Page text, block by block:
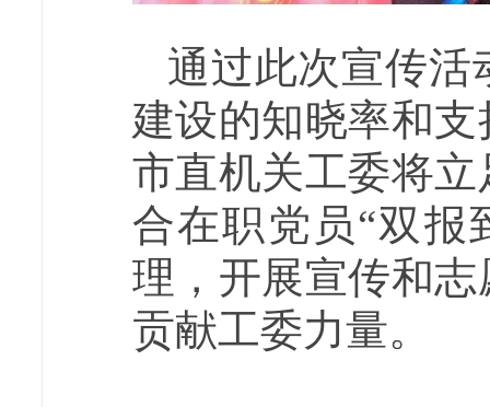
通过此次宣传活
建设的知晓率和
市直机关工委将
合在职党员“双报
理，开展宣传和
贡献工委力量。